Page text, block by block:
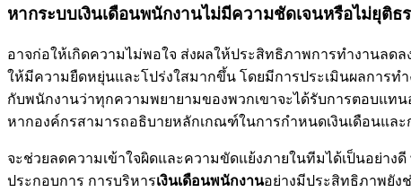
หากระบบเงินเดือนพนักงานไม่มีความชัดเจนหรือไม่ยุติธ
อาจก่อให้เกิดความไม่พอใจ ส่งผลให้ประสิทธิภาพการทำงานลด
ให้มีความยืดหยุ่นและโปร่งใสมากขึ้น โดยมีการประเมินผลการทำ
กับพนักงานว่าทุกความพยายามของพวกเขาจะได้รับการตอบแท
หากองค์กรสามารถอธิบายหลักเกณฑ์ในการกำหนดเงินเดือนและ
จะช่วยลดความเข้าใจผิดและความขัดแย้งภายในทีมได้เป็นอย่า
ประกอบการ การบริหารเงินเดือนพนักงานอย่างมีประสิทธิภาพยัง